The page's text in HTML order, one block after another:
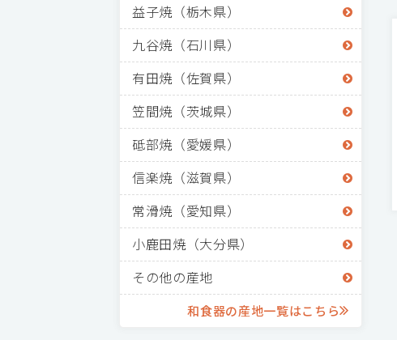
益子焼（栃木県）
九谷焼（石川県）
有田焼（佐賀県）
笠間焼（茨城県）
砥部焼（愛媛県）
信楽焼（滋賀県）
常滑焼（愛知県）
小鹿田焼（大分県）
その他の産地
和食器の産地一覧はこちら